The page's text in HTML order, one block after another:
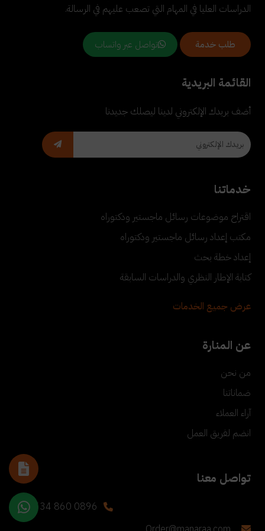
الدراسات العليا في المهام التي تصعب عليهم في الرسالة.
طلب خدمة تواصل عبر واتساب
القائمة البريدية
أضف بريدك الإلكتروني لدينا ليصلك جديدنا
خدماتنا
اقتراح موضوعات رسائل ماجستير ودكتوراه
مكتب إعداد رسائل ماجستير ودكتوراه
إعداد خطة بحث
كتابة الإطار النظري والدراسات السابقة
عرض جميع الخدمات
عن المنارة
من نحن
ضماناتنا
آراء العملاء
انضم لفريق العمل
تواصل معنا
+90 534 860 0896